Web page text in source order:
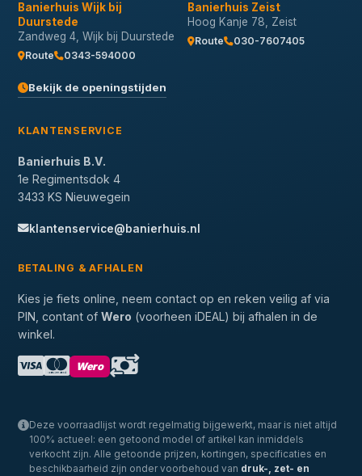
Banierhuis Wijk bij
Duurstede
Zandweg 4, Wijk bij Duurstede
Route 0343-594000
Banierhuis Zeist
Hoog Kanje 78, Zeist
Route 030-7607405
Bekijk de openingstijden
KLANTENSERVICE
Banierhuis B.V.
1e Regimentsdok 4
3433 KS Nieuwegein
klantenservice@banierhuis.nl
BETALING & AFHALEN
Kies je fiets online, neem contact op en reken veilig af via
PIN, contant of Wero (voorheen iDEAL) bij afhalen in de
winkel.
Wero
Deze voorraadlijst wordt regelmatig bijgewerkt, maar is niet altijd
100% actueel: een getoond model of artikel kan inmiddels
verkocht zijn. Alle getoonde prijzen, kortingen, specificaties en
beschikbaarheid zijn onder voorbehoud van druk-, zet- en